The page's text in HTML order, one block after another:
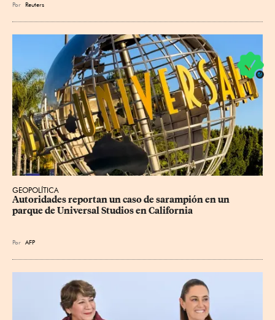
Por Reuters
GEOPOLÍTICA
Autoridades reportan un caso de sarampión en un
parque de Universal Studios en California
Por AFP